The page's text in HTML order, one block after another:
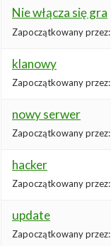
Nie włącza się gra
Zapoczątkowany przez:
klanowy
Zapoczątkowany przez:
nowy serwer
Zapoczątkowany przez:
hacker
Zapoczątkowany przez:
update
Zapoczątkowany przez: